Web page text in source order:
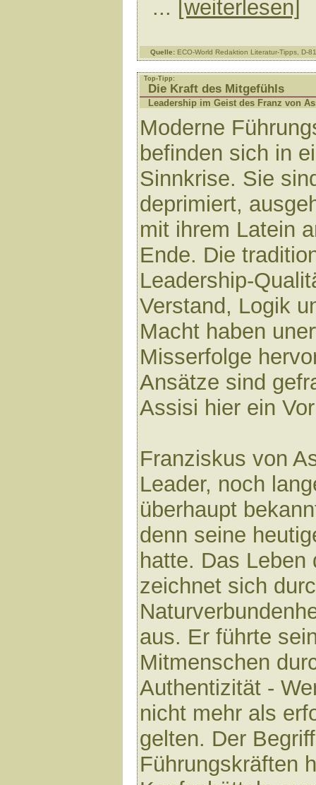
... [weiterlesen]
Quelle: ECO-World Redaktion Literatur-Tipps, D-
Top-Tipp:
Die Kraft des Mitgefühls
Leadership im Geist des Franz von
Moderne
befinden sich in
Sinnkrise. Sie
deprimiert,
mit ihrem Latein
Ende. Die
Leadership-
Verstand, Logik
Macht haben
Misserfolge
Ansätze sind
Assisi hier ein
Franziskus von
Leader, noch
überhaupt
denn seine
hatte. Das
zeichnet sich
aus. Er führte
Mitmenschen
Authentizität -
nicht mehr als
gelten. Der
Führungskräften